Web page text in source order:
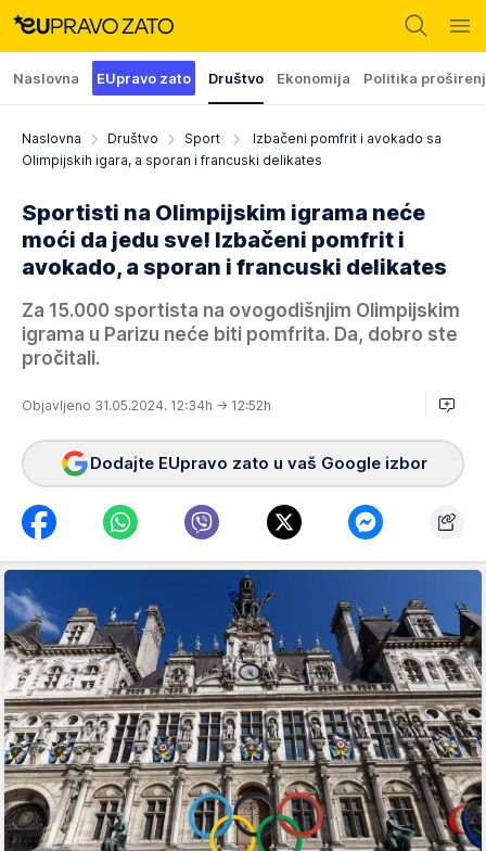
Naslovna EUpravo zato Društvo Ekonomija Politika
Naslovna Društvo Sport
Izbačeni pomfrit i avokado sa
Olimpijskih igara, a sporan i francuski delikates
Sportisti na Olimpijskim igrama neće
moći da jedu sve! Izbačeni pomfrit i
avokado, a sporan i francuski delikates
Za 15.000 sportista na ovogodišnjim Olimpijskim
igrama u Parizu neće biti pomfrita. Da, dobro ste
pročitali.
Objavljeno 31.05.2024. 12:34h → 12:52h
Dodajte EUpravo zato u vaš Google izbor